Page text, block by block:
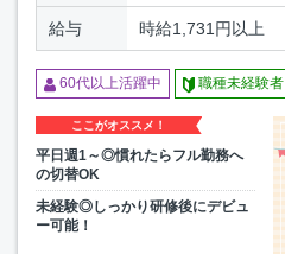
給与 時給1,731円以上
60代以上活躍中 職種未経験者
ここがオススメ！
平日週1～◎慣れたらフル勤務へ
の切替OK
未経験◎しっかり研修後にデビュ
ー可能！